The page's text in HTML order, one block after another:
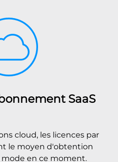
SaaS
cloud, les licences par
le moyen d'obtention
mode en ce moment.